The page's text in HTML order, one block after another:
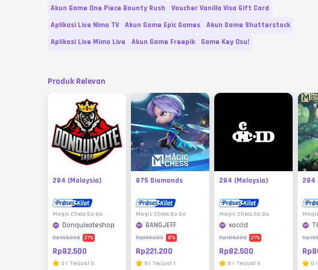
Akun Game One Piece Bounty Rush
Voucher Vanilla Visa Gift Card
Aplikasi Live Nimo TV
Akun Game Epic Games
Akun Game Shutterstock
Aplikasi Live Mimo Live
Akun Game Freepik Game Key Osu!
Produk Relevan
284 (Malaysia)
Magic Chess Go Go
Donquixoteshop
Rp105.000 21%
Rp82.500
0 | Terjual 0
875 Diamonds
Magic Chess Go Go
BANGJEFF
Rp240.000 8%
Rp221.200
5 | Terjual 1
284 (Malaysia)
Magic Chess Go Go
xoccid
Rp105.000 21%
Rp82.500
0 | Terjual 0
284
Magic
0 |